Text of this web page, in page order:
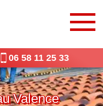
06 58 11 25 33
Valence